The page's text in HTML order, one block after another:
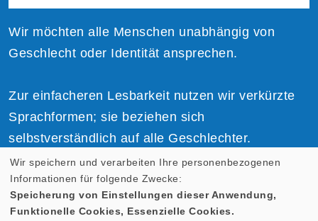
Wir möchten alle Menschen unabhängig von
Geschlecht oder Identität ansprechen.
Zur einfacheren Lesbarkeit nutzen wir verkürzte
Sprachformen; sie beziehen sich
selbstverständlich auf alle Geschlechter.
Cookie Einstellungen
Wir speichern und verarbeiten Ihre personenbezogenen
Informationen für folgende Zwecke:
Speicherung von Einstellungen dieser Anwendung,
Funktionelle Cookies, Essenzielle Cookies.